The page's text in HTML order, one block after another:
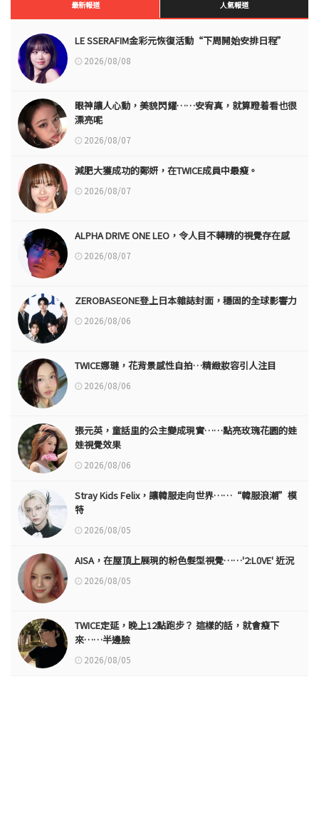
最新報道 人氣報道
LE SSERAFIM金彩元恢復活動“下周開始安排日程”
2026/08/08
眼神讓人心動，美貌閃耀……安宥真，就算瞪着看也很
漂亮呢
2026/08/07
減肥大獲成功的鄭妍，在TWICE成員中最瘦。
2026/08/07
ALPHA DRIVE ONE LEO，令人目不轉睛的視覺存在感
2026/08/07
ZEROBASEONE登上日本雜誌封面，穩固的全球影響力
2026/08/06
TWICE娜璉，花背景感性自拍…精緻妝容引人注目
2026/08/06
張元英，童話里的公主變成現實……點亮玫瑰花園的娃
娃視覺效果
2026/08/06
Stray Kids Felix，讓韓服走向世界……“韓服浪潮”模
特
2026/08/05
AISA，在屋頂上展現的粉色髮型視覺……'2:L0VE' 近況
2026/08/05
TWICE定延，晚上12點跑步？ 這樣的話，就會瘦下
來……半邊臉
2026/08/05